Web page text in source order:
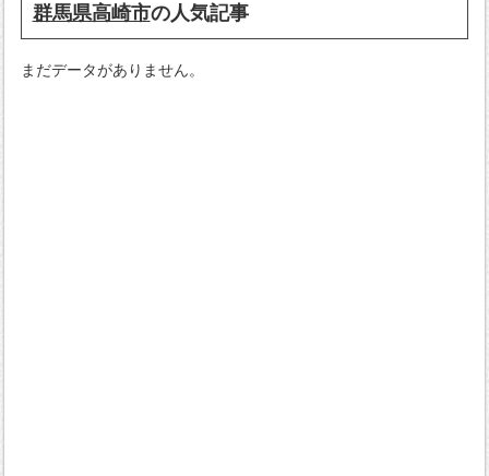
群馬県高崎市の人気記事
まだデータがありません。